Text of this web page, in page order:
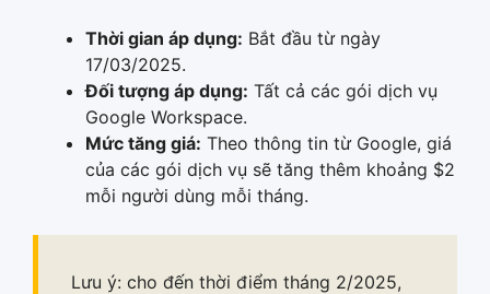
Thời gian áp dụng: Bắt đầu từ ngày
17/03/2025.
Đối tượng áp dụng: Tất cả các gói dịch vụ
Google Workspace.
Mức tăng giá: Theo thông tin từ Google, giá
của các gói dịch vụ sẽ tăng thêm khoảng $2
mỗi người dùng mỗi tháng.
Lưu ý: cho đến thời điểm tháng 2/2025,